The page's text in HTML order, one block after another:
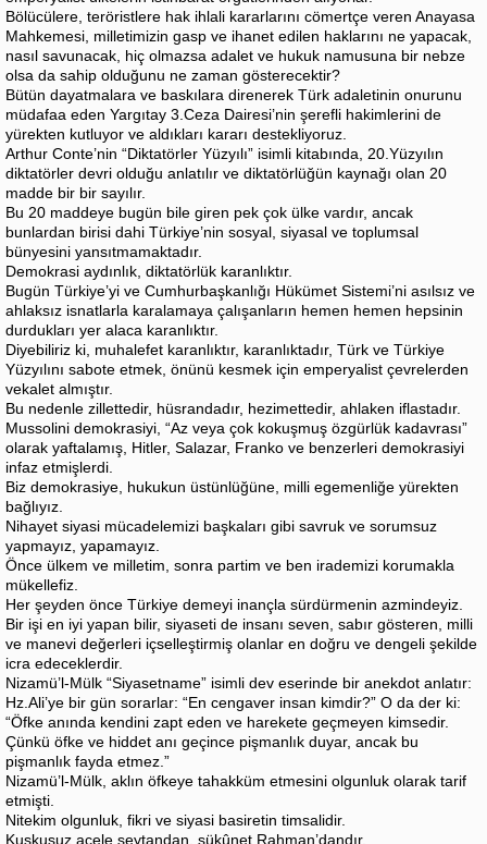
Bölücülere, teröristlere hak ihlali kararlarını cömertçe veren Anayasa
Mahkemesi, milletimizin gasp ve ihanet edilen haklarını ne yapacak,
nasıl savunacak, hiç olmazsa adalet ve hukuk namusuna bir nebze
olsa da sahip olduğunu ne zaman gösterecektir?
Bütün dayatmalara ve baskılara direnerek Türk adaletinin onurunu
müdafaa eden Yargıtay 3.Ceza Dairesi’nin şerefli hakimlerini de
yürekten kutluyor ve aldıkları kararı destekliyoruz.
Arthur Conte’nin “Diktatörler Yüzyılı” isimli kitabında, 20.Yüzyılın
diktatörler devri olduğu anlatılır ve diktatörlüğün kaynağı olan 20
madde bir bir sayılır.
Bu 20 maddeye bugün bile giren pek çok ülke vardır, ancak
bunlardan birisi dahi Türkiye’nin sosyal, siyasal ve toplumsal
bünyesini yansıtmamaktadır.
Demokrasi aydınlık, diktatörlük karanlıktır.
Bugün Türkiye’yi ve Cumhurbaşkanlığı Hükümet Sistemi’ni asılsız ve
ahlaksız isnatlarla karalamaya çalışanların hemen hemen hepsinin
durdukları yer alaca karanlıktır.
Diyebiliriz ki, muhalefet karanlıktır, karanlıktadır, Türk ve Türkiye
Yüzyılını sabote etmek, önünü kesmek için emperyalist çevrelerden
vekalet almıştır.
Bu nedenle zillettedir, hüsrandadır, hezimettedir, ahlaken iflastadır.
Mussolini demokrasiyi, “Az veya çok kokuşmuş özgürlük kadavrası”
olarak yaftalamış, Hitler, Salazar, Franko ve benzerleri demokrasiyi
infaz etmişlerdi.
Biz demokrasiye, hukukun üstünlüğüne, milli egemenliğe yürekten
bağlıyız.
Nihayet siyasi mücadelemizi başkaları gibi savruk ve sorumsuz
yapmayız, yapamayız.
Önce ülkem ve milletim, sonra partim ve ben irademizi korumakla
mükellefiz.
Her şeyden önce Türkiye demeyi inançla sürdürmenin azmindeyiz.
Bir işi en iyi yapan bilir, siyaseti de insanı seven, sabır gösteren, milli
ve manevi değerleri içselleştirmiş olanlar en doğru ve dengeli şekilde
icra edeceklerdir.
Nizamü’l-Mülk “Siyasetname” isimli dev eserinde bir anekdot anlatır:
Hz.Ali’ye bir gün sorarlar: “En cengaver insan kimdir?” O da der ki:
“Öfke anında kendini zapt eden ve harekete geçmeyen kimsedir.
Çünkü öfke ve hiddet anı geçince pişmanlık duyar, ancak bu
pişmanlık fayda etmez.”
Nizamü’l-Mülk, aklın öfkeye tahakküm etmesini olgunluk olarak tarif
etmişti.
Nitekim olgunluk, fikri ve siyasi basiretin timsalidir.
Kuşkusuz acele şeytandan, sükûnet Rahman’dandır.